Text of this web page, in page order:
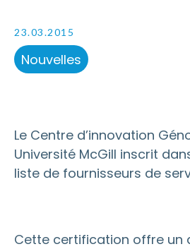
23.03.2015
Nouvelles
Le Centre d’innovation
Université McGill inscrit
liste de fournisseurs de
Cette certification offre un